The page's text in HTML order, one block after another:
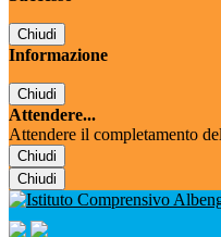
Chiudi
Informazione
Chiudi
Attendere...
Attendere il completamento
Chiudi
Chiudi